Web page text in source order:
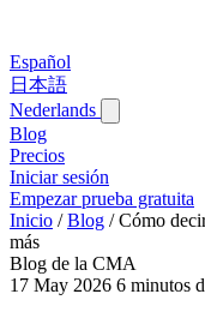
Español
日本語
Nederlands
Blog‎
Precios
Iniciar sesión
Empezar prueba gratuita
Inicio / Blog‎ / Cómo
más
Blog de la CMA
17 May 2026 6 minutos